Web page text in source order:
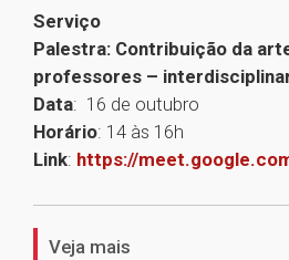
Serviço
Palestra: Contribuição da
professores –
Data: 16 de outubro
Horário: 14 às 16h
Link: https:// 1
Veja mais